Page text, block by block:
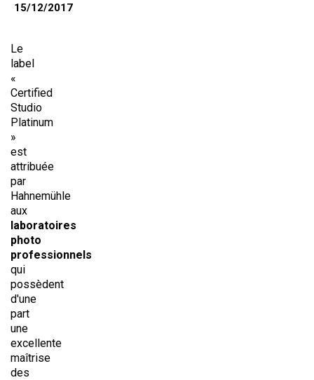
15/12/2017
Le
label
«
Certified
Studio
Platinum
»
est
attribuée
par
Hahnemühle
aux
laboratoires
photo
professionnels
qui
possèdent
d'une
part
une
excellente
maîtrise
des